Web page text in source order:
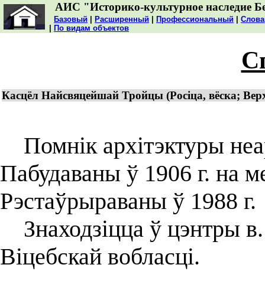
АИС "Историко-культурное наследие
Базовый Расширенный Профессиональный
По видам объектов
Касцёл Найсвяцейшай Тройцы (Росіца, вёска;
Помнік архітэктуры
Пабудаваны ў 1906 г. на
Рэстаўрыраваны ў 1988 г.
Знаходзіцца ў цэнтры в.
Віцебскай вобласці.